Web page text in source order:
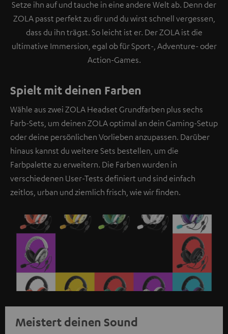
Setze ihn auf und tauche in eine andere Welt ab. Denn der
ZOLA passt perfekt zu dir und du wirst schnell vergessen,
dass du ihn trägst. So leicht ist er. Der ZOLA ist die
ultimative Immersion, egal ob für Sport-, Adventure- oder
Action-Games.
Spielt mit deinen Farben
Wähle aus zwei ZOLA Headset Grundfarben plus sechs
Farb-Sets, um deinen ZOLA optimal an dein Gaming-Setup
oder deine persönlichen Vorlieben anzupassen. Darüber
hinaus kannst du weitere Sets bestellen, um die
Farbpalette zu erweitern. Die Farben wurden in
verschiedenen User-Tests definiert und sind einfach
zeitlos, urban und ziemlich frisch, wie wir finden.
Meistert deinen Sound